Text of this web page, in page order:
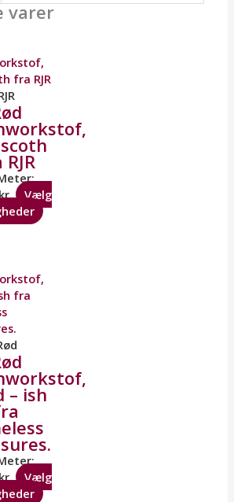
varer
Vælg
– ish
Vælg